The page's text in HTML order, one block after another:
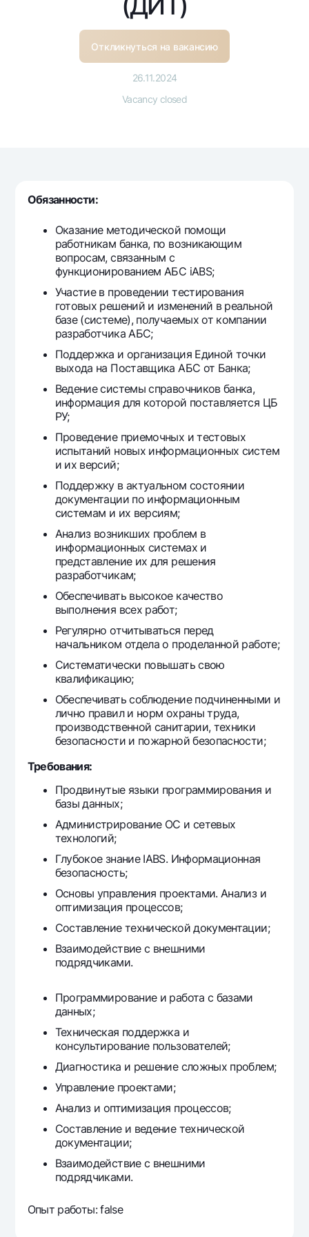
Everything is possible
Demand USD
Dlya vseh USD
Gold Bullion by NBU
Escrow account
Ищите по сайту
Search
Helpful links
Press Center
Offices and ATMs
Consent for processing personal data
Follow us on social networks
Contact center
+998 78 148-00-10
Откликнуться на вакансию
26.11.2024
Vacancy closed
Обязанности:
Оказание методической помощи
работникам банка, по возникающим
вопросам, связанным с
функционированием АБС iABS;
Участие в проведении тестирования
готовых решений и изменений в реальной
базе (системе), получаемых от компании
разработчика АБС;
Поддержка и организация Единой точки
выхода на Поставщика АБС от Банка;
Ведение системы справочников банка,
информация для которой поставляется ЦБ
РУ;
Проведение приемочных и тестовых
испытаний новых информационных систем
и их версий;
Поддержку в актуальном состоянии
документации по информационным
системам и их версиям;
Анализ возникших проблем в
информационных системах и
представление их для решения
разработчикам;
Обеспечивать высокое качество
выполнения всех работ;
Регулярно отчитываться перед
начальником отдела о проделанной работе;
Систематически повышать свою
квалификацию;
Обеспечивать соблюдение подчиненными и
лично правил и ноpм охраны тpуда,
производственной санитарии, техники
безопасности и пожарной безопасности;
Требования:
Продвинутые языки программирования и
базы данных;
Администрирование ОС и сетевых
технологий;
Глубокое знание IABS. Информационная
безопасность;
Основы управления проектами. Анализ и
оптимизация процессов;
Составление технической документации;
Взаимодействие с внешними
подрядчиками.
Программирование и работа с базами
данных;
Техническая поддержка и
консультирование пользователей;
Диагностика и решение сложных проблем;
Управление проектами;
Анализ и оптимизация процессов;
Составление и ведение технической
документации;
Взаимодействие с внешними
подрядчиками.
Опыт работы: false